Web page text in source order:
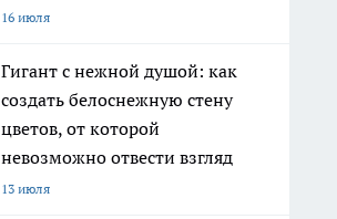
16 июля
Гигант с нежной душой: как
создать белоснежную стену
цветов, от которой
невозможно отвести взгляд
13 июля